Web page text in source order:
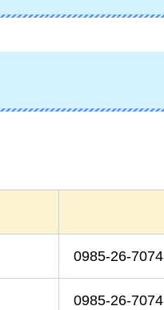
0985-26-7074
0985-26-7074